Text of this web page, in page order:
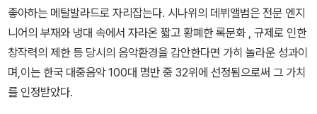
좋아하는 메탈발라드로 자리잡는다. 시나위의 데뷔앨범은 전문 엔지
니어의 부재와 냉대 속에서 자라온 짧고 황폐한 록문화 , 규제로 인한
창작력의 제한 등 당시의 음악환경을 감안한다면 가히 놀라운 성과이
며,이는 한국 대중음악 100대 명반 중 32위에 선정됨으로써 그 가치
를 인정받았다.